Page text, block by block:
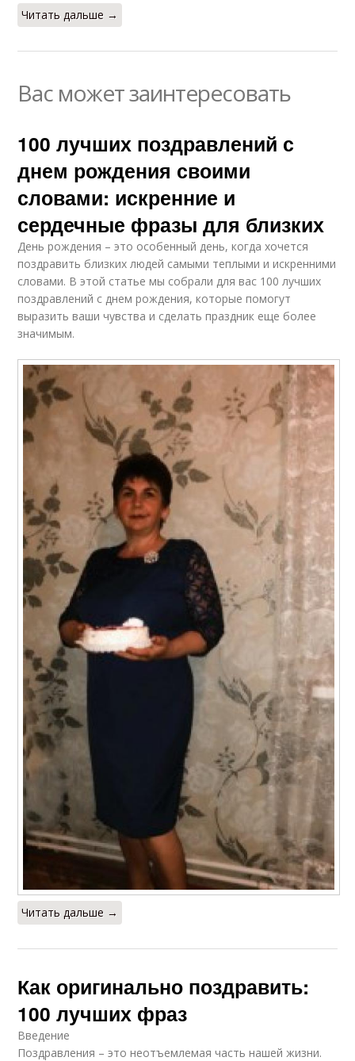
Читать дальше →
Вас может заинтересовать
100 лучших поздравлений с
днем рождения своими
словами: искренние и
сердечные фразы для близких
День рождения – это особенный день, когда хочется
поздравить близких людей самыми теплыми и искренними
словами. В этой статье мы собрали для вас 100 лучших
поздравлений с днем рождения, которые помогут
выразить ваши чувства и сделать праздник еще более
значимым.
Читать дальше →
Как оригинально поздравить:
100 лучших фраз
Введение
Поздравления – это неотъемлемая часть нашей жизни.